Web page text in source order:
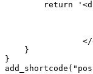
return
</
    }
}